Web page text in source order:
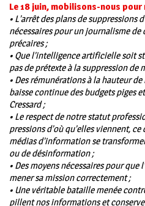
Le 18 juin, mobilisons-nous pour
• L’arrêt des plans de suppressions
nécessaires pour un journalisme
précaires ;
• Que l’intelligence artificielle soit
pas de prétexte à la suppression de
• Des rémunérations à la hauteur
baisse continue des budgets piges
Cressard ;
• Le respect de notre statut
pressions d’où qu’elles viennent,
médias d’information se
ou de désinformation ;
• Des moyens nécessaires pour
mener sa mission correctement ;
• Une véritable bataille menée
pillent nos informations et